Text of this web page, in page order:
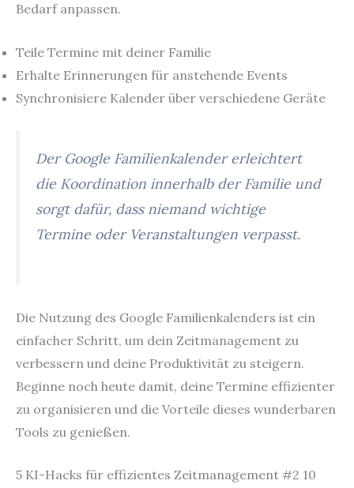
Bedarf anpassen.
Teile Termine mit deiner Familie
Erhalte Erinnerungen für anstehende Events
Synchronisiere Kalender über verschiedene Geräte
Der Google Familienkalender erleichtert
die Koordination innerhalb der Familie und
sorgt dafür, dass niemand wichtige
Termine oder Veranstaltungen verpasst.
Die Nutzung des Google Familienkalenders ist ein
einfacher Schritt, um dein Zeitmanagement zu
verbessern und deine Produktivität zu steigern.
Beginne noch heute damit, deine Termine effizienter
zu organisieren und die Vorteile dieses wunderbaren
Tools zu genießen.
5 KI-Hacks für effizientes Zeitmanagement #2 10